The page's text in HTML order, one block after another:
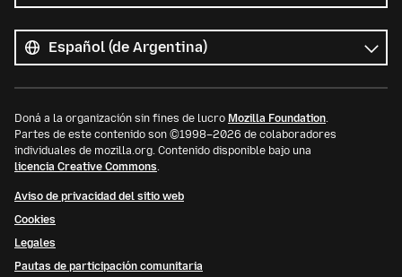
los
idiomas
Idioma
Doná a la organización sin fines de lucro Mozilla Foundation.
Partes de este contenido son ©1998–2026 de colaboradores
individuales de mozilla.org. Contenido disponible bajo una
licencia Creative Commons.
Aviso de privacidad del sitio web
Cookies
Legales
Pautas de participación comunitaria